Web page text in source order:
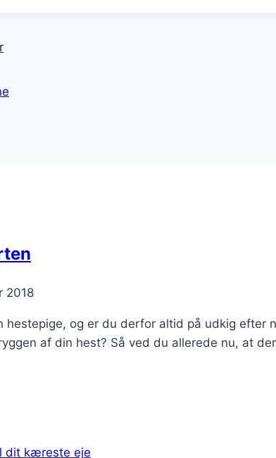
2018
hestepige, og er du derfor altid på udkig efter
af din hest? Så ved du allerede nu, at